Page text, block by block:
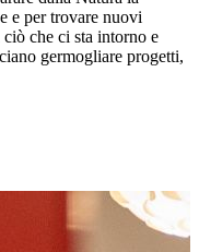
e per trovare nuovi
che ci sta intorno e
germogliare progetti,